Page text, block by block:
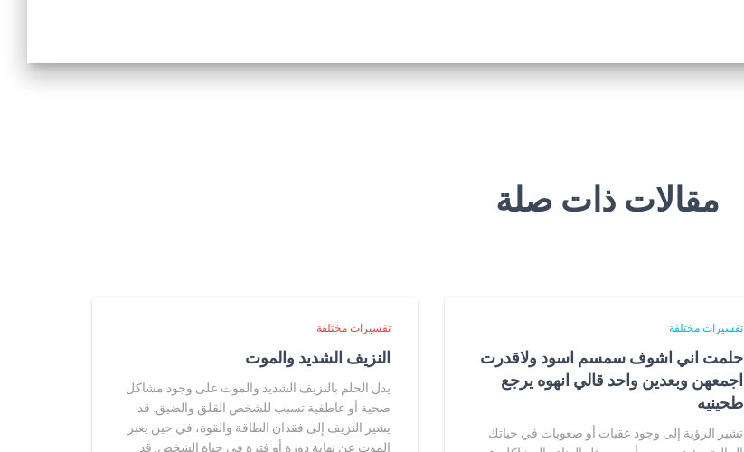
مقالات ذات صلة
تفسيرات مختلفة
حلمت اني اشوف سمسم اسود ولاقدرت
اجمعهن وبعدين واحد قالي انهوه يرجع
طحينيه
تشير الرؤية إلى وجود عقبات أو صعوبات في حياتك
تفسيرات مختلفة
النزيف الشديد والموت
يدل الحلم بالنزيف الشديد والموت على وجود مشاكل
صحية أو عاطفية تسبب للشخص القلق والضيق. قد
يشير النزيف إلى فقدان الطاقة والقوة، في حين يعبر
الموت عن نهاية دورة أو فترة في حياة الشخص. قد